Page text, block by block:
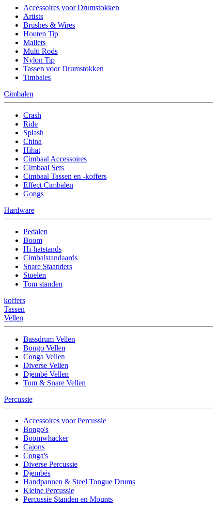
Accessoires voor Drumstokken
Artists
Brushes & Wires
Houten Tip
Mallets
Multi Rods
Nylon Tip
Tassen voor Drumstokken
Timbales
Cimbalen
Crash
Ride
Splash
China
Hihat
Cimbaal Accessoires
CImbaal Sets
Cimbaal Tassen en -koffers
Effect Cimbalen
Gongs
Hardware
Pedalen
Boom
Hi-hatstands
Cimbalstandaards
Snare Staanders
Stoelen
Tom standen
koffers
Tassen
Vellen
Bassdrum Vellen
Bongo Vellen
Conga Vellen
Diverse Vellen
Djembé Vellen
Tom & Snare Vellen
Percussie
Accessoires voor Percussie
Bongo's
Boomwhacker
Cajons
Conga's
Diverse Percussie
Djembés
Handpannen & Steel Tongue Drums
Kleine Percussie
Percussie Standen en Mounts